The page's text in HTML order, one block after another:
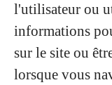
l'utilisateur ou
informations
sur le site ou
lorsque vous